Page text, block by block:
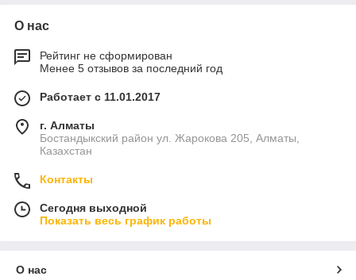
О нас
Рейтинг не сформирован
Менее 5 отзывов за последний год
Работает с 11.01.2017
г. Алматы
Бостандыкский район ул. Жарокова 205, Алматы,
Казахстан
Контакты
Сегодня выходной
Показать весь график работы
О нас